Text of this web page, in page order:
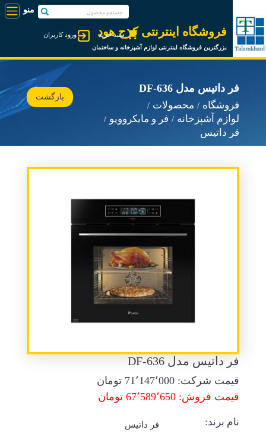
فروشگاه اینترنتی کرج هود
بزرگترین فروشگاه اینترنتی لوازم آشپزخانه و ساختمان
ورود کاربران سبد خرید
فر داتیس مدل DF-636
فروشگاه
محصولات
لوازم آشپزخانه
فر و مایکروویو
فر داتیس
بازگشت
فر داتیس مدل DF-636
قیمت شرکت: 71٬147٬000 تومان
قیمت فروش: 67٬589٬650 تومان
نام برند: فر داتیس